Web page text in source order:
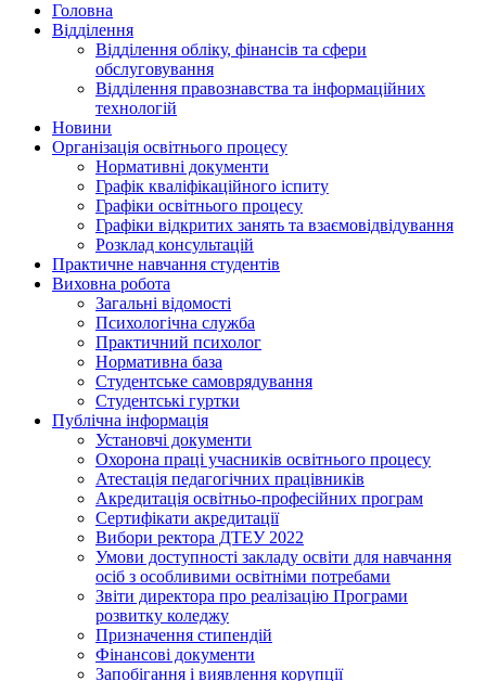
Головна
Відділення
Відділення обліку, фінансів та сфери
обслуговування
Відділення правознавства та інформаційних
технологій
Новини
Організація освітнього процесу
Нормативні документи
Графік кваліфікаційного іспиту
Графіки освітнього процесу
Графіки відкритих занять та взаємовідвідування
Розклад консультацій
Практичне навчання студентів
Виховна робота
Загальні відомості
Психологічна служба
Практичний психолог
Нормативна база
Студентське самоврядування
Студентські гуртки
Публічна інформація
Установчі документи
Охорона праці учасників освітнього процесу
Атестація педагогічних працівників
Акредитація освітньо-професійних програм
Сертифікати акредитації
Вибори ректора ДТЕУ 2022
Умови доступності закладу освіти для навчання
осіб з особливими освітніми потребами
Звіти директора про реалізацію Програми
розвитку коледжу
Призначення стипендій
Фінансові документи
Запобігання і виявлення корупції